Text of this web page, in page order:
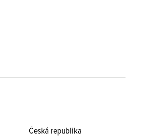
Česká republika